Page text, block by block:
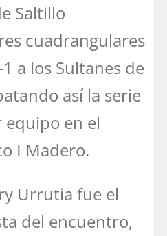
Saltillo
cuadrangulares
a los Sultanes de
así la serie
en el
I Madero.
Urrutia fue el
del encuentro,